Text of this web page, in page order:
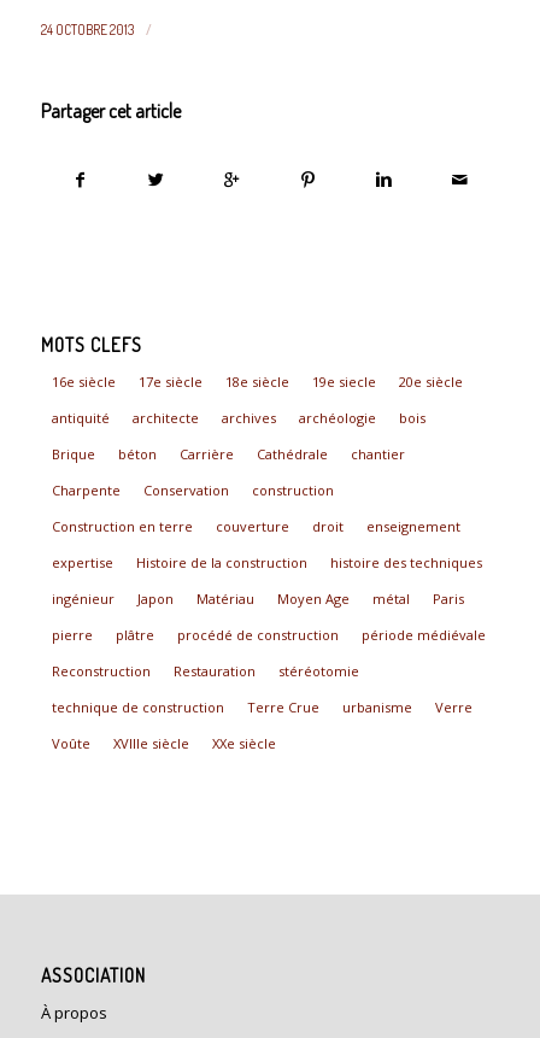
24 OCTOBRE 2013 /
Partager cet article
MOTS CLEFS
16e siècle 17e siècle 18e siècle 19e siecle
20e siècle
antiquité
architecte archives archéologie
bois
Brique
béton Carrière Cathédrale
chantier
Charpente
Conservation
construction
Construction en terre
couverture droit
enseignement
expertise
Histoire de la construction
histoire des techniques
ingénieur
Japon Matériau Moyen Age métal
Paris
pierre
plâtre procédé de construction
période médiévale
Reconstruction
Restauration
stéréotomie
technique de construction
Terre Crue urbanisme
Verre
Voûte
XVIIIe siècle XXe siècle
ASSOCIATION
À propos